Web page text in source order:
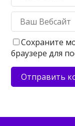
Сохраните
браузере для